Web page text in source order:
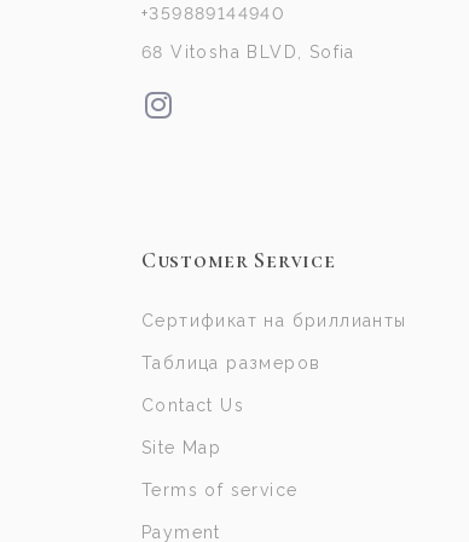
+359889144940
68 Vitosha BLVD, Sofia
Customer Service
Сертификат на бриллианты
Таблица размеров
Contact Us
Site Map
Terms of service
Payment